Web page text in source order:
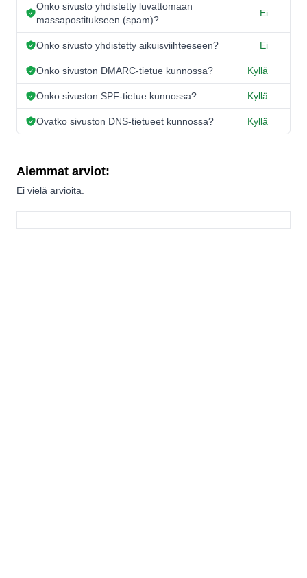
Onko sivusto yhdistetty luvattomaan
massapostitukseen (spam)?
Ei
Onko sivusto yhdistetty aikuisviihteeseen? Ei
Onko sivuston DMARC-tietue kunnossa? Kyllä
Onko sivuston SPF-tietue kunnossa? Kyllä
Ovatko sivuston DNS-tietueet kunnossa? Kyllä
Aiemmat arviot:
Ei vielä arvioita.